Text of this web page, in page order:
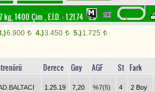
kg, 1400 Çim,E.İ.D. :1.21.74
6.900 t 4.)3.450 t 5.)1.725 t
Derece Gny AGF St Fark
1.25.19 7,20 %7(5) 4 2 Boy